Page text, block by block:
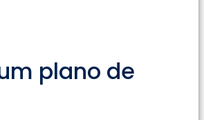
plano de